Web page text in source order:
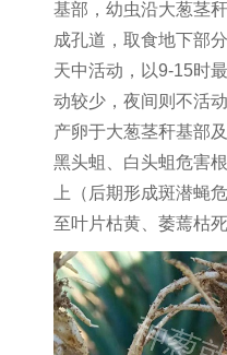
基部，幼虫沿大葱茎
成孔道，取食地下部
天中活动，以9-15时
动较少，夜间则不活
产卵于大葱茎秆基部
黑头蛆、白头蛆危害
上（后期形成斑潜蝇
至叶片枯黄、萎蔫枯死